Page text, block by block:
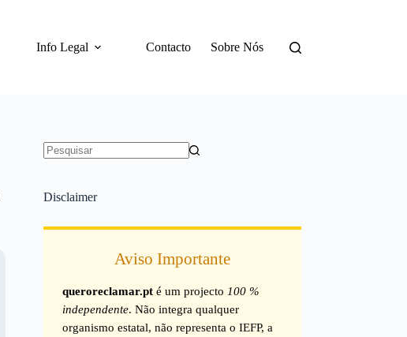
Info Legal Contacto Sobre Nós
Disclaimer
Aviso Importante
queroreclamar.pt é um projecto100 %
independente. Não integra qualquer
organismo estatal, não representa o IEFP, a